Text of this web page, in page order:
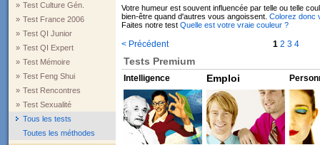
» Test Culture Gén.
» Test France 2006
» Test QI Junior
» Test QI Expert
» Test Mémoire
» Test Feng Shui
» Test Rencontres
» Test Sexualité
Tous les tests
Toutes les méthodes
Votre humeur est souvent influencée par telle ou telle
bien-être quand d'autres vous angoissent. Colorez donc
Faites notre test Quelle est votre vraie couleur ?
< Précédent 1 2 3 4
Tests Premium
Intelligence Emploi